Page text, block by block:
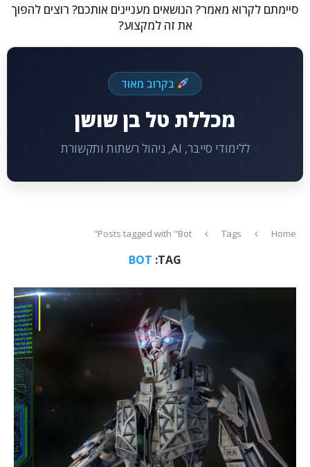
סיימתם לקרוא מאמר? הנושאים מעניינים אותכם? רוצים להפוך
את זה למקצוע?
בקרוב מאוד
מכללת טל בן שושן
ללימודי סייבר, AI, ניהול רשתות ותקשורת
Home
Tags
Posts tagged with "Bot"
TAG:
BOT